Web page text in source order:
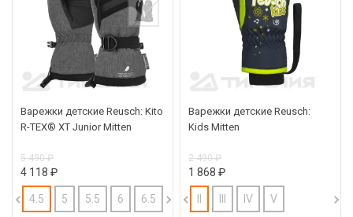
Варежки детские Reusch: Kito
R-TEX® XT Junior Mitten
5 490 ₽
4 118 ₽
4.5 5 5.5 6 6.5
Варежки детские Reusch:
Kids Mitten
2 490 ₽
1 868 ₽
IV V